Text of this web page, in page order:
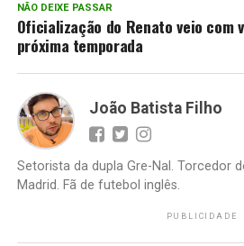
NÃO DEIXE PASSAR
Oficialização do Renato veio com
próxima temporada
João Batista Filho
Setorista da dupla Gre-Nal. Torcedor
Madrid. Fã de futebol inglês.
PUBLICIDADE